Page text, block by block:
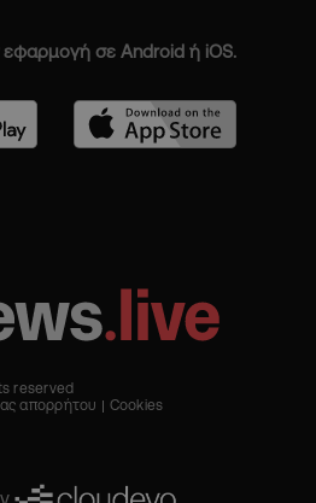
εφαρμογή σε Android ή iOS.
reserved
απορρήτου Cookies